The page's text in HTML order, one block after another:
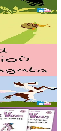
e vezont o
gant ar